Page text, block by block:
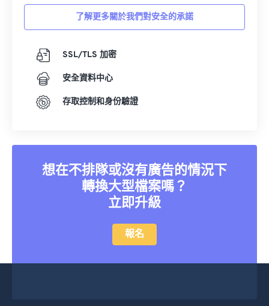
了解更多關於我們對安全的承諾
SSL/TLS 加密
安全資料中心
存取控制和身份驗證
想在不排隊或沒有廣告的情況下
轉換大型檔案嗎？
立即升級
報名